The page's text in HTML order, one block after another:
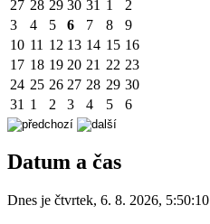
27 28 29 30 31 1
2
3
4 5 6 7 8
9
10 11 12 13 14 15 16
17 18 19 20 21 22 23
24 25 26 27 28 29 30
31 1 2 3 4 5 6
Datum a čas
Dnes je čtvrtek, 6. 8. 2026, 5:50:10